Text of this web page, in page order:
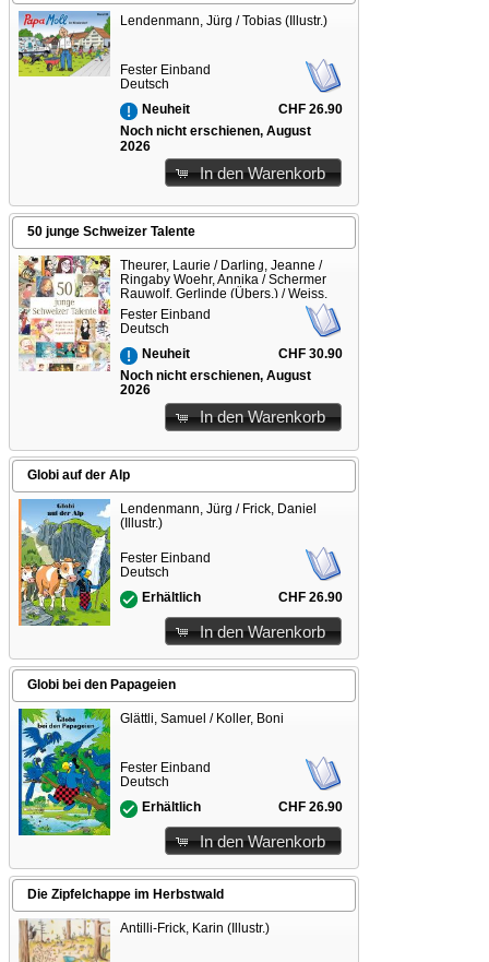
Lendenmann, Jürg / Tobias (Illustr.)
Fester Einband
Deutsch
Neuheit
CHF 26.90
Noch nicht erschienen, August
2026
In den Warenkorb
50 junge Schweizer Talente
Theurer, Laurie / Darling, Jeanne /
Ringaby Woehr, Annika / Schermer
Rauwolf, Gerlinde (Übers.) / Weiss,
Robert (Übers.) / Lachausse, Mireille
(Illustr.)
Fester Einband
Deutsch
Neuheit
CHF 30.90
Noch nicht erschienen, August
2026
In den Warenkorb
Globi auf der Alp
Lendenmann, Jürg / Frick, Daniel
(Illustr.)
Fester Einband
Deutsch
Erhältlich
CHF 26.90
In den Warenkorb
Globi bei den Papageien
Glättli, Samuel / Koller, Boni
Fester Einband
Deutsch
Erhältlich
CHF 26.90
In den Warenkorb
Die Zipfelchappe im Herbstwald
Antilli-Frick, Karin (Illustr.)